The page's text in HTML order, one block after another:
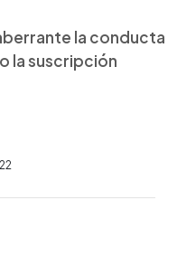
la conducta
la suscripción